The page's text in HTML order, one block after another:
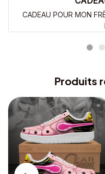
CADEAU POUR MON
Produits